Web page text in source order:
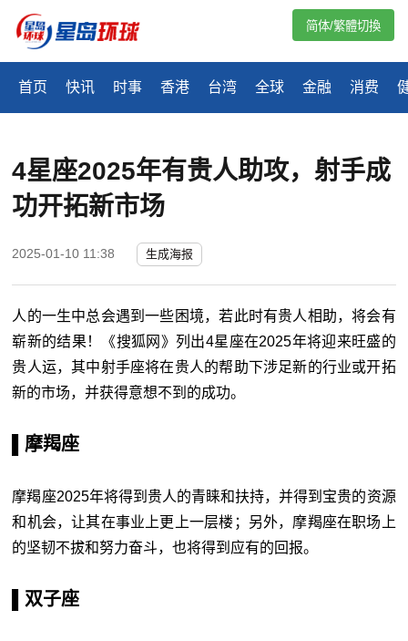
首页 快讯 时事 香港 台湾 全球 金融 消费
简体/繁體切換
4星座2025年有贵人助攻，射手成
功开拓新市场
2025-01-10 11:38 生成海报
人的一生中总会遇到一些困境，若此时有贵人相助，将会有
崭新的结果！《搜狐网》列出4星座在2025年将迎来旺盛的
贵人运，其中射手座将在贵人的帮助下涉足新的行业或开拓
新的市场，并获得意想不到的成功。
▌摩羯座
摩羯座2025年将得到贵人的青睐和扶持，并得到宝贵的资源
和机会，让其在事业上更上一层楼；另外，摩羯座在职场上
的坚韧不拔和努力奋斗，也将得到应有的回报。
▌双子座